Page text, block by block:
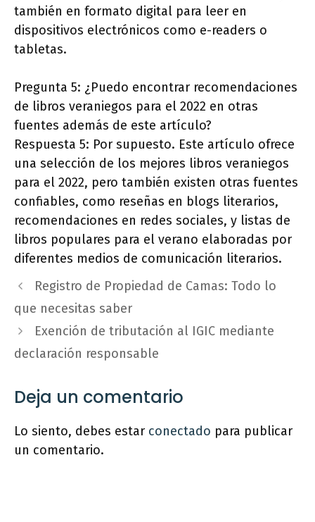
también en formato digital para leer en
dispositivos electrónicos como e-readers o
tabletas.
Pregunta 5: ¿Puedo encontrar recomendaciones
de libros veraniegos para el 2022 en otras
fuentes además de este artículo?
Respuesta 5: Por supuesto. Este artículo ofrece
una selección de los mejores libros veraniegos
para el 2022, pero también existen otras fuentes
confiables, como reseñas en blogs literarios,
recomendaciones en redes sociales, y listas de
libros populares para el verano elaboradas por
diferentes medios de comunicación literarios.
Registro de Propiedad de Camas: Todo lo
que necesitas saber
Exención de tributación al IGIC mediante
declaración responsable
Deja un comentario
Lo siento, debes estar conectado para publicar
un comentario.